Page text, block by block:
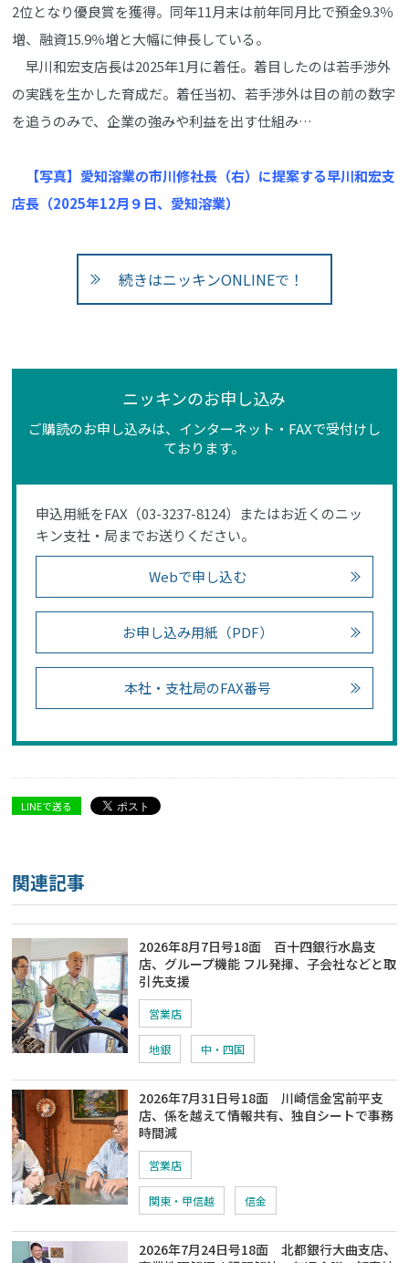
2位となり優良賞を獲得。同年11月末は前年同月比で預金9.3％
増、融資15.9％増と大幅に伸長している。
早川和宏支店長は2025年1月に着任。着目したのは若手渉外
の実践を生かした育成だ。着任当初、若手渉外は目の前の数字
を追うのみで、企業の強みや利益を出す仕組み…
【写真】愛知溶業の市川修社長（右）に提案する早川和宏支
店長（2025年12月９日、愛知溶業）
続きはニッキンONLINEで！
ニッキンのお申し込み
ご購読のお申し込みは、インターネット・FAXで受付けし
ております。
申込用紙をFAX（03-3237-8124）またはお近くのニッ
キン支社・局までお送りください。
Webで申し込む
お申し込み用紙（PDF）
本社・支社局のFAX番号
LINEで送る
関連記事
2026年8月7日号18面 百十四銀行水島支
店、グループ機能 フル発揮、子会社などと取
引先支援
営業店
地銀 中・四国
2026年7月31日号18面 川崎信金宮前平支
店、係を越えて情報共有、独自シートで事務
時間減
営業店
関東・甲信越 信金
2026年7月24日号18面 北都銀行大曲支店、